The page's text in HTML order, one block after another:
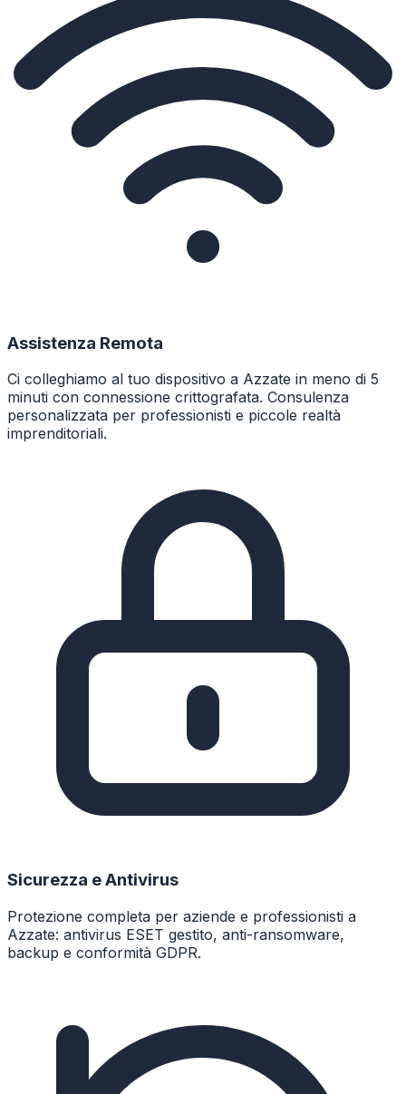
Assistenza Remota
Ci colleghiamo al tuo dispositivo a Azzate in meno di 5
minuti con connessione crittografata. Consulenza
personalizzata per professionisti e piccole realtà
imprenditoriali.
Sicurezza e Antivirus
Protezione completa per aziende e professionisti a
Azzate: antivirus ESET gestito, anti-ransomware,
backup e conformità GDPR.